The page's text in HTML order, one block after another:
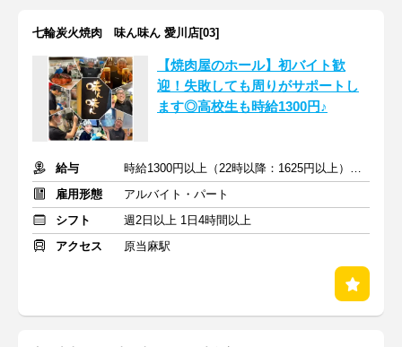
七輪炭火焼肉 味ん味ん 愛川店[03]
【焼肉屋のホール】初バイト歓
迎！失敗しても周りがサポートし
ます◎高校生も時給1300円♪
給与
時給1300円以上（22時以降：1625円以上）＋交通費支給
雇用形態
アルバイト・パート
シフト
週2日以上 1日4時間以上
アクセス
原当麻駅